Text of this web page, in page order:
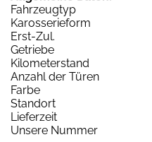
Fahrzeugtyp
Karosserieform
Erst-Zul.
Getriebe
Kilometerstand
Anzahl der Türen
Farbe
Standort
Lieferzeit
Unsere Nummer